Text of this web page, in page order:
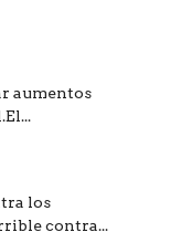
aumentos
los
contra...